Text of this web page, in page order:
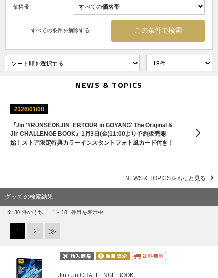
価格帯
すべての条件を解除する
NEWS & TOPICS
2026/01/08
『Jin '#RUNSEOKJIN_EP.TOUR in GOYANG' The Original &
Jin CHALLENGE BOOK』1月9日(金)11:00より予約販売開
始！ストア限定特典カラーインスタントフォト風カード付き！
NEWS & TOPICSをもっと見る
グッズ の検索結果
全 30 件のうち、 1 - 18 件目を表示中
1 2
Jin / Jin CHALLENGE BOOK